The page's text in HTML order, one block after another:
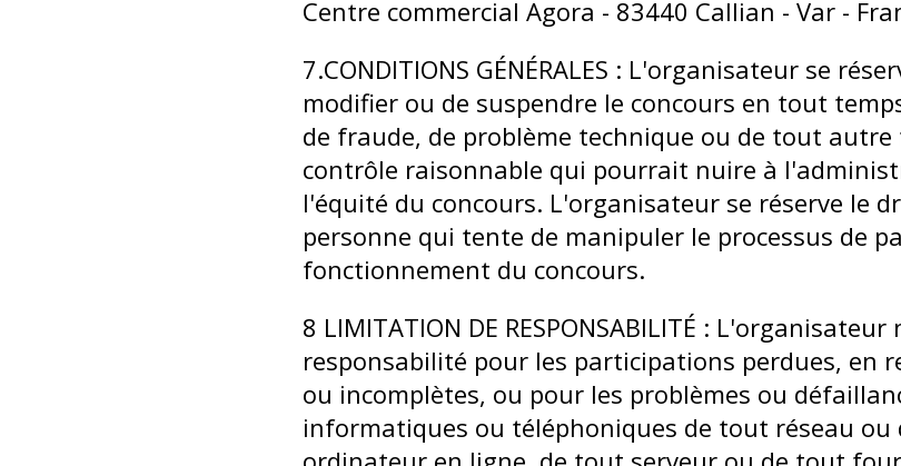
Centre commercial Agora - 83440 Callian - Var -
7.CONDITIONS GÉNÉRALES : L'organisateur se
modifier ou de suspendre le concours en tout
de fraude, de problème technique ou de tout
contrôle raisonnable qui pourrait nuire à
l'équité du concours. L'organisateur se réserve le
personne qui tente de manipuler le processus de
fonctionnement du concours.
8 LIMITATION DE RESPONSABILITÉ :
responsabilité pour les participations perdues, en
ou incomplètes, ou pour les problèmes ou
informatiques ou téléphoniques de tout réseau